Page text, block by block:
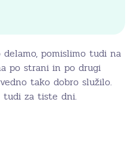
pomislimo tudi na
po strani in po drugi
tako dobro služilo.
tudi za tiste dni.